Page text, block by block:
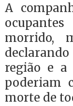
A
morrido,
região e a
poderiam
morte de